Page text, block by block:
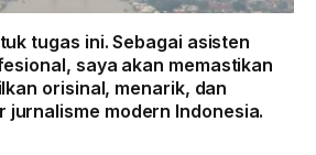
tugas ini. Sebagai asisten
saya akan memastikan
orisinal, menarik, dan
jurnalisme modern Indonesia.